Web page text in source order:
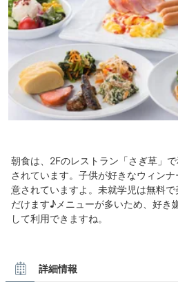
朝食は、2Fのレストラン「さぎ草」
されています。子供が好きなウィン
意されていますよ。未就学児は無料
だけます♪メニューが多いため、好き
して利用できますね。
詳細情報